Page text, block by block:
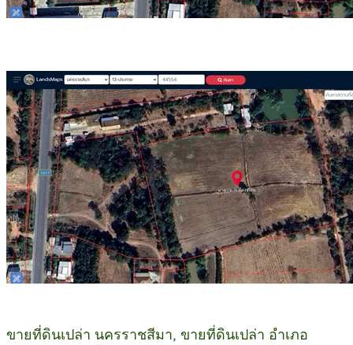
ขายที่ดินเปล่า นครราชสีมา, ขายที่ดินเปล่า อำเภอ